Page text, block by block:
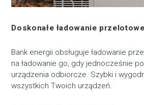
Doskonałe ładowanie przelotowe
Bank energii obsługuje ładowanie
na ładowanie go, gdy jednocześnie
urządzenia odbiorcze. Szybki i
wszystkich Twoich urządzeń.